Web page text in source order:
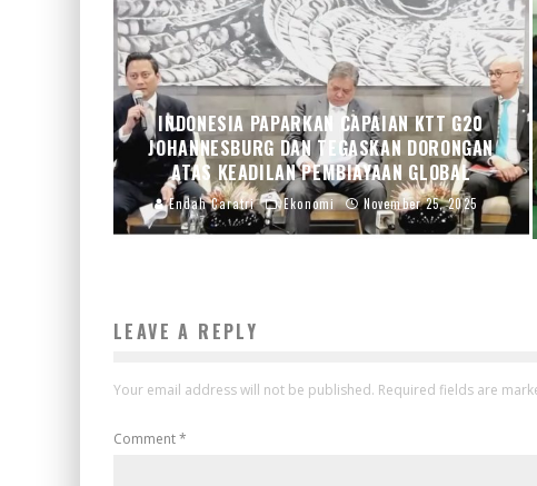
INDONESIA PAPARKAN CAPAIAN KTT G20
JOHANNESBURG DAN TEGASKAN DORONGAN
ATAS KEADILAN PEMBIAYAAN GLOBAL
Endah Caratri Ekonomi November 25, 2025
LEAVE A REPLY
Your email address will not be published. Required fields are
Comment*